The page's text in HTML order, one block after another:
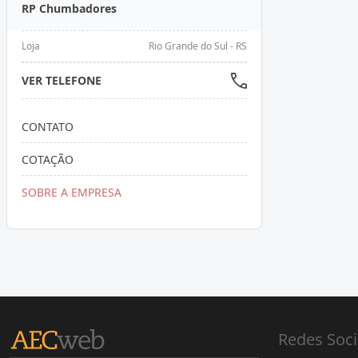
RP Chumbadores
Loja Rio Grande do Sul - RS
VER TELEFONE
CONTATO
COTAÇÃO
SOBRE A EMPRESA
Redes